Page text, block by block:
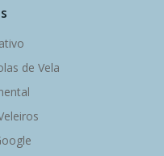
de Vela